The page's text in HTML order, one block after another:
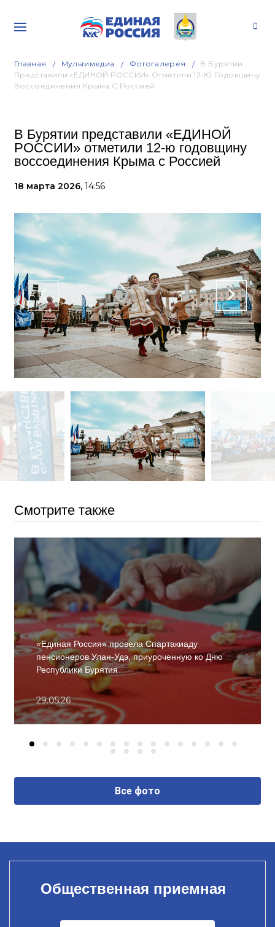
Главная Мультимедиа Фотогалерея
В Бурятии
Представили «ЕДИНОЙ РОССИИ» Отметили 12-Ю Годовщину
Воссоединения Крыма С Россией
В Бурятии представили «ЕДИНОЙ
РОССИИ» отметили 12-ю годовщину
воссоединения Крыма с Россией
18 марта 2026, 14:56
Смотрите также
«Единая Россия» провела Спартакиаду
пенсионеров Улан-Удэ, приуроченную ко Дню
Республики Бурятия
29.05.26
Все фото
Общественная приемная